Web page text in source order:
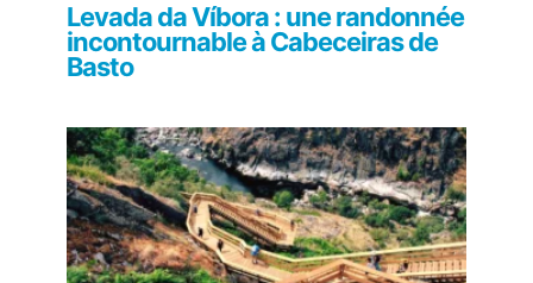
Levada da Víbora : une randonnée
incontournable à Cabeceiras de
Basto